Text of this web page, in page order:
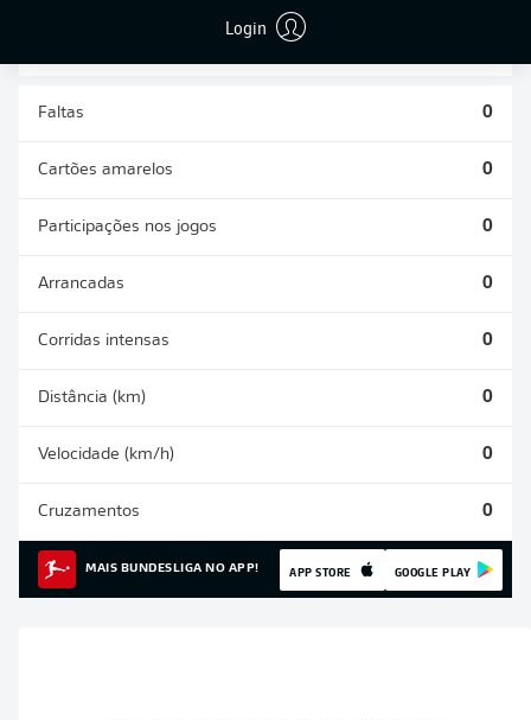
Login
Faltas 0
Cartões amarelos 0
Participações nos jogos 0
Arrancadas 0
Corridas intensas 0
Distância (km) 0
Velocidade (km/h) 0
Cruzamentos 0
MAIS BUNDESLIGA NO APP! APP STORE GOOGLE PLAY